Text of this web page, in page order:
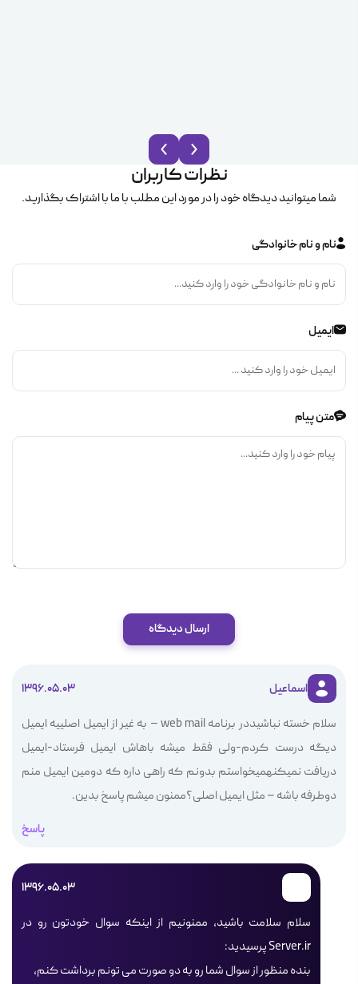
نظرات کاربران
شما میتوانید دیدگاه خود را در مورد این مطلب با ما با اشتراک بگذارید.
نام و نام خانوادگی
ایمیل
متن پیام
ارسال دیدگاه
اسماعیل 1396.05.03
سلام خسته نباشیددر برنامه web mail – به غیر از ایمیل اصلییه ایمیل
دیگه درست کردم-ولی فقط میشه باهاش ایمیل فرستاد-ایمیل
دریافت نمیکنهمیخواستم بدونم که راهی داره که دومین ایمیل منم
دوطرفه باشه – مثل ایمیل اصلی؟ممنون میشم پاسخ بدین.
پاسخ
1396.05.03
سلام سلامت باشید، ممنونیم از اینکه سوال خودتون رو در
Server.ir پرسیدید:
بنده منظور از سوال شما رو به دو صورت می تونم برداشت کنم،